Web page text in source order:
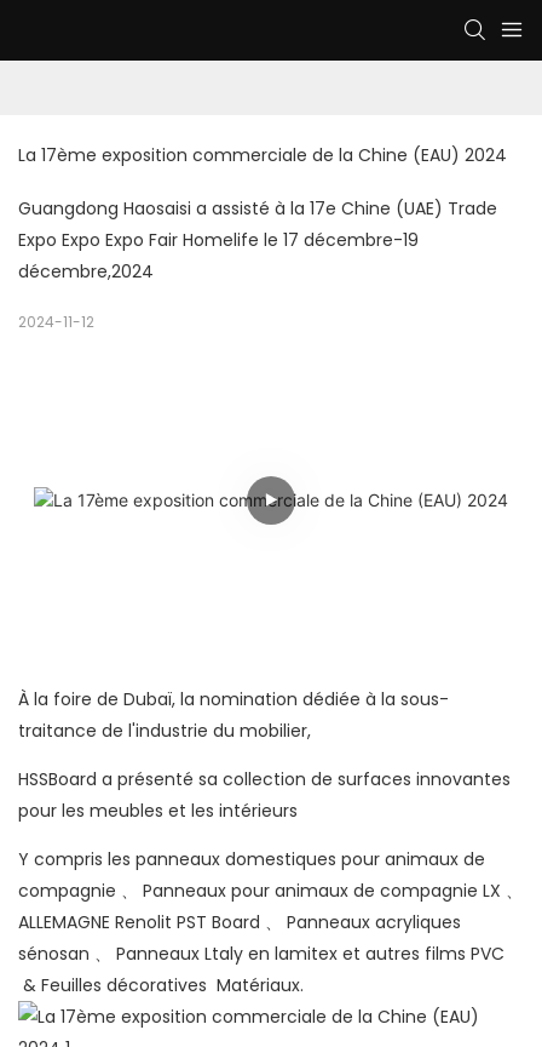
La 17ème exposition commerciale de la Chine (EAU) 2024
Guangdong Haosaisi a assisté à la 17e Chine (UAE) Trade
Expo Expo Expo Fair Homelife le 17 décembre-19
décembre,2024
2024-11-12
À la foire de Dubaï, la nomination dédiée à la sous-
traitance de l'industrie du mobilier,
HSSBoard a présenté sa collection de surfaces innovantes
pour les meubles et les intérieurs
Y compris les panneaux domestiques pour animaux de
compagnie 、 Panneaux pour animaux de compagnie LX 、
ALLEMAGNE Renolit PST Board 、 Panneaux acryliques
sénosan 、 Panneaux Ltaly en lamitex et autres films PVC
& Feuilles décoratives Matériaux.